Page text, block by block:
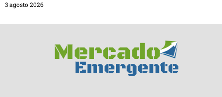
3 agosto 2026